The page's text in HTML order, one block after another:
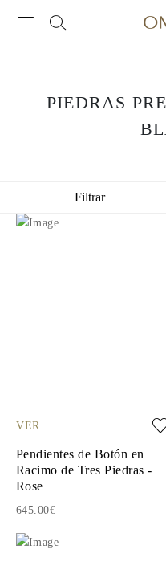
PIEDRAS
Filtrar
VER
Pendientes de Botón en
Racimo de Tres Piedras -
Rose
645.00€